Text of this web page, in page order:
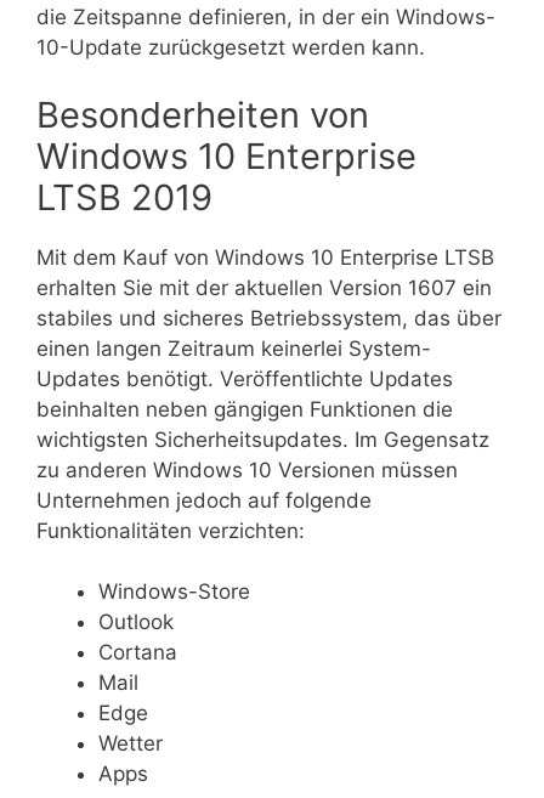
die Zeitspanne definieren, in der ein Windows-
10-Update zurückgesetzt werden kann.
Besonderheiten von
Windows 10 Enterprise
LTSB 2019
Mit dem Kauf von Windows 10 Enterprise LTSB
erhalten Sie mit der aktuellen Version 1607 ein
stabiles und sicheres Betriebssystem, das über
einen langen Zeitraum keinerlei System-
Updates benötigt. Veröffentlichte Updates
beinhalten neben gängigen Funktionen die
wichtigsten Sicherheitsupdates. Im Gegensatz
zu anderen Windows 10 Versionen müssen
Unternehmen jedoch auf folgende
Funktionalitäten verzichten:
Windows-Store
Outlook
Cortana
Mail
Edge
Wetter
Apps